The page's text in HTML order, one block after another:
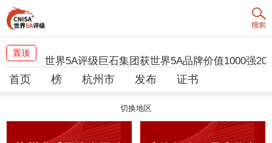
置顶
中国水利工程协会高质量发展获5A级大美无度评
世界5A评级巨石集团获世界5A品牌价值1000强
大美无度高质量榜评级将公布江西100强
女装十大品牌《大美无度》高质量榜评级将公布
首页 榜 杭州市 发布 证书
切换地区